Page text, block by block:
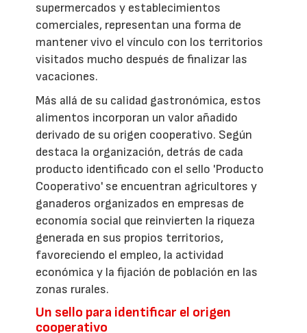
supermercados y establecimientos
comerciales, representan una forma de
mantener vivo el vínculo con los territorios
visitados mucho después de finalizar las
vacaciones.
Más allá de su calidad gastronómica, estos
alimentos incorporan un valor añadido
derivado de su origen cooperativo. Según
destaca la organización, detrás de cada
producto identificado con el sello 'Producto
Cooperativo' se encuentran agricultores y
ganaderos organizados en empresas de
economía social que reinvierten la riqueza
generada en sus propios territorios,
favoreciendo el empleo, la actividad
económica y la fijación de población en las
zonas rurales.
Un sello para identificar el origen
cooperativo